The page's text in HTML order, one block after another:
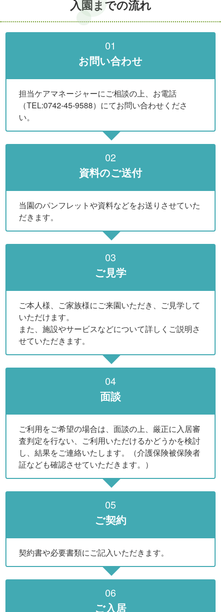
入園までの流れ
01
お問い合わせ
担当ケアマネージャーにご相談の上、お電話
（TEL:0742-45-9588）にてお問い合わせくださ
い。
02
資料のご送付
当園のパンフレットや資料などをお送りさせていた
だきます。
03
ご見学
ご本人様、ご家族様にご来園いただき、ご見学して
いただけます。
また、施設やサービスなどについて詳しくご説明さ
せていただきます。
04
面談
ご利用をご希望の場合は、面談の上、厳正に入居審
査判定を行ない、ご利用いただけるかどうかを検討
し、結果をご連絡いたします。（介護保険被保険者
証なども確認させていただきます。）
05
ご契約
契約書や必要書類にご記入いただきます。
06
ご入居